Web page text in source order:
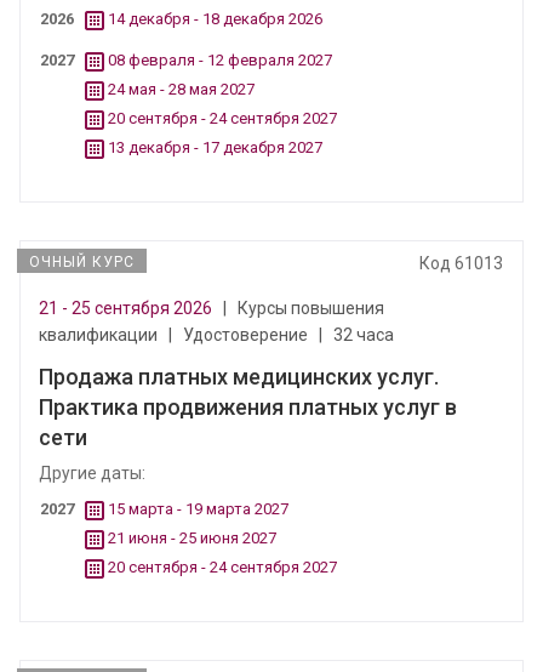
2026 14 декабря - 18 декабря 2026
2027
08 февраля - 12 февраля 2027
24 мая - 28 мая 2027
20 сентября - 24 сентября 2027
13 декабря - 17 декабря 2027
ОЧНЫЙ КУРС Код 61013
21 - 25 сентября 2026
Курсы повышения
квалификации
Удостоверение 32 часа
Продажа платных медицинских услуг.
Практика продвижения платных услуг в
сети
Другие даты:
2027
15 марта - 19 марта 2027
21 июня - 25 июня 2027
20 сентября - 24 сентября 2027